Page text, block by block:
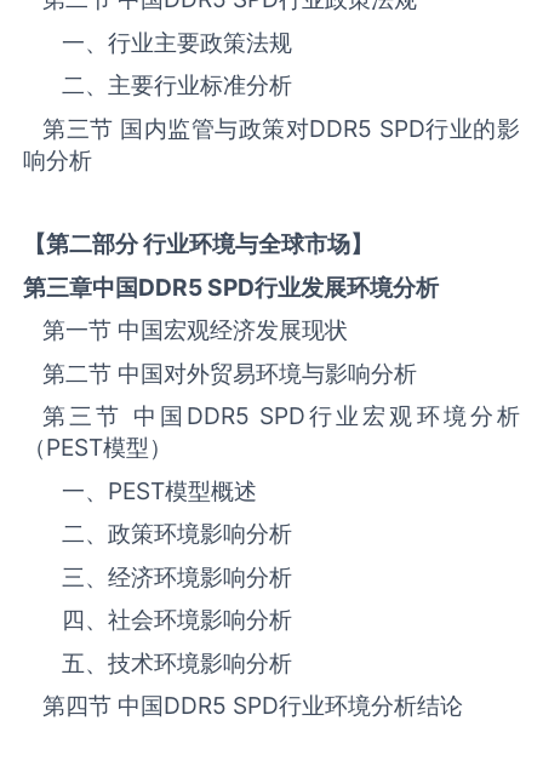
一、行业主要政策法规
二、主要行业标准分析
第三节 国内监管与政策对DDR5 SPD‌‌‌行业的影
响分析
【第二部分 行业环境与全球市场】
第三章中国DDR5 SPD行业发展环境分析
第一节 中国宏观经济发展现状
第二节 中国对外贸易环境与影响分析
第三节 中国 DDR5 SPD‌‌‌行业宏观环境分析
（PEST模型）
一、 PEST模型概述
二、政策环境影响分析
三、‌‌‌经济环境影响分析
四、社会环境影响分析
五、技术环境影响分析
第四节 中国DDR5 SPD‌‌‌行业环境分析结论